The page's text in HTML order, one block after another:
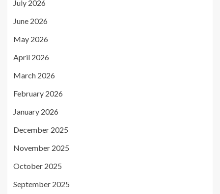
July 2026
June 2026
May 2026
April 2026
March 2026
February 2026
January 2026
December 2025
November 2025
October 2025
September 2025